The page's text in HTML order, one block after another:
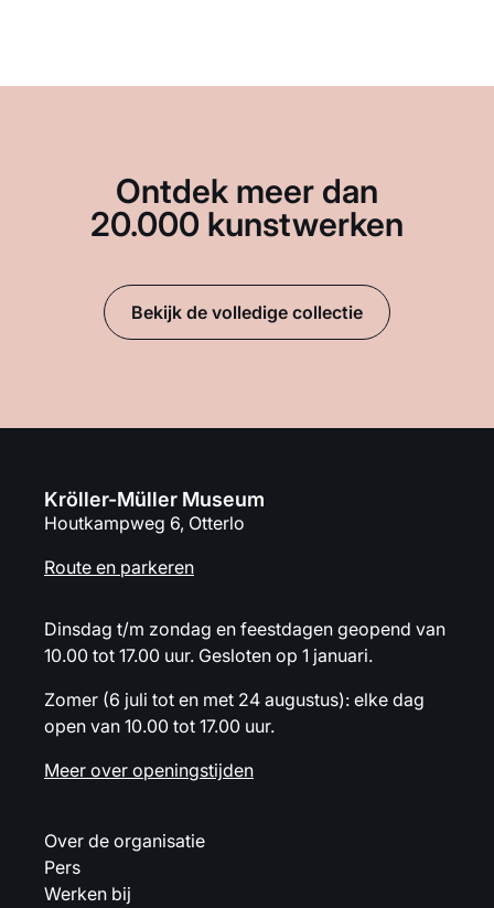
Ontdek meer dan
20.000 kunstwerken
Bekijk de volledige collectie
Kröller-Müller Museum
Houtkampweg 6, Otterlo
Route en parkeren
Dinsdag t/m zondag en feestdagen geopend van
10.00 tot 17.00 uur. Gesloten op 1 januari.
Zomer (6 juli tot en met 24 augustus): elke dag
open van 10.00 tot 17.00 uur.
Meer over openingstijden
Over de organisatie
Pers
Werken bij